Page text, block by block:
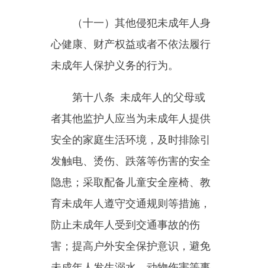
或者其他监护人不得使未满八周岁
或者由于身体、心理原因需要特别
照顾的未成年人处于无人看护状
力、限制民事行为能力、患有严重
传染性疾病或者其他不适宜的人员
临时照护。
未成年人的父母或者其他监护
人不得使未满十六周岁的未成年人
脱离监护单独生活。
第二十二条 未成年人的父母
或者其他监护人因外出务工等原因